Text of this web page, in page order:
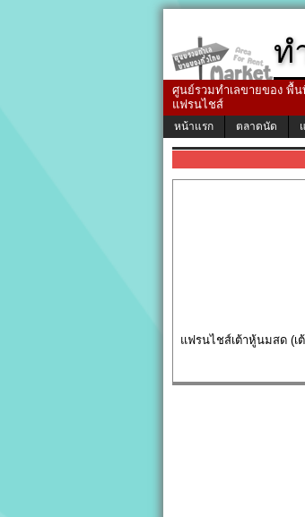
ท
ศูนย์รวมทำเลขายของ พื้
แฟรนไชส์
หน้าแรก ตลาดนัด
แฟรนไชส์เต้าหู้นมสด (เ